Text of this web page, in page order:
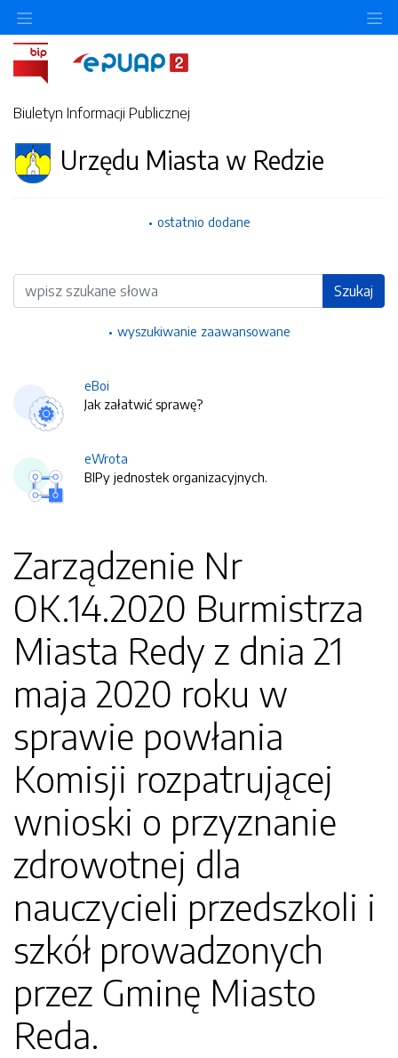
Biuletyn Informacji Publicznej
Urzędu Miasta w Redzie
ostatnio dodane
Wyszukiwarka Szukaj
wyszukiwanie zaawansowane
eBoi
Jak załatwić sprawę?
eWrota
BIPy jednostek organizacyjnych.
Zarządzenie Nr
OK.14.2020 Burmistrza
Miasta Redy z dnia 21
maja 2020 roku w
sprawie powłania
Komisji rozpatrującej
wnioski o przyznanie
zdrowotnej dla
nauczycieli przedszkoli i
szkół prowadzonych
przez Gminę Miasto
Reda.